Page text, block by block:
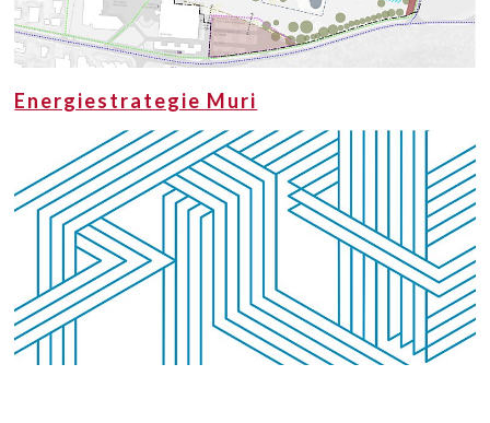
Energiestrategie Muri